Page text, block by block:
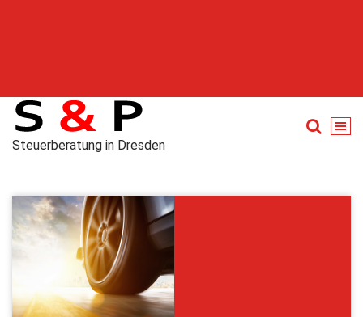
Steuerberatung in Dresden